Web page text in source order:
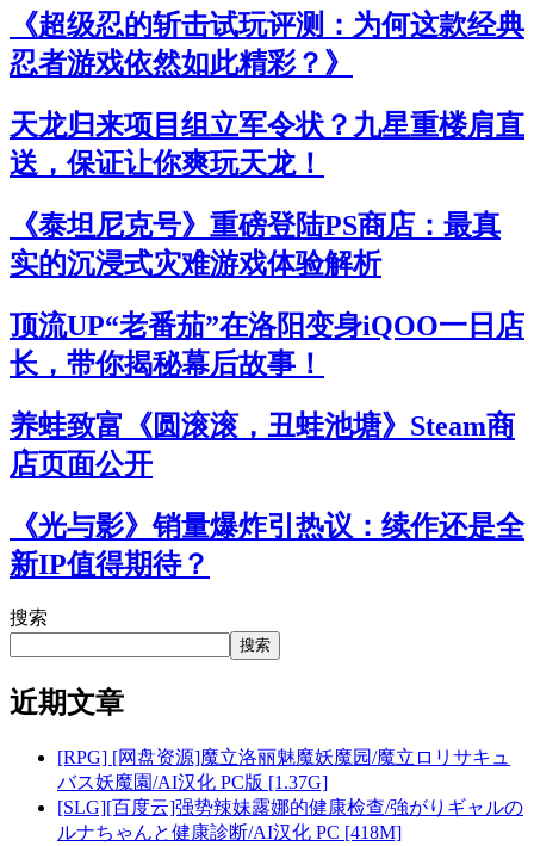
《超级忍的斩击试玩评测：为何这款经典
忍者游戏依然如此精彩？》
天龙归来项目组立军令状？九星重楼肩直
送，保证让你爽玩天龙！
《泰坦尼克号》重磅登陆PS商店：最真
实的沉浸式灾难游戏体验解析
顶流UP“老番茄”在洛阳变身iQOO一日店
长，带你揭秘幕后故事！
养蛙致富《圆滚滚，丑蛙池塘》Steam商
店页面公开
《光与影》销量爆炸引热议：续作还是全
新IP值得期待？
搜索
搜索
近期文章
[RPG] [网盘资源]魔立洛丽魅魔妖魔园/魔立ロリサキュ
バス妖魔園/AI汉化 PC版 [1.37G]
[SLG][百度云]强势辣妹露娜的健康检查/強がりギャルの
ルナちゃんと健康診断/AI汉化 PC [418M]